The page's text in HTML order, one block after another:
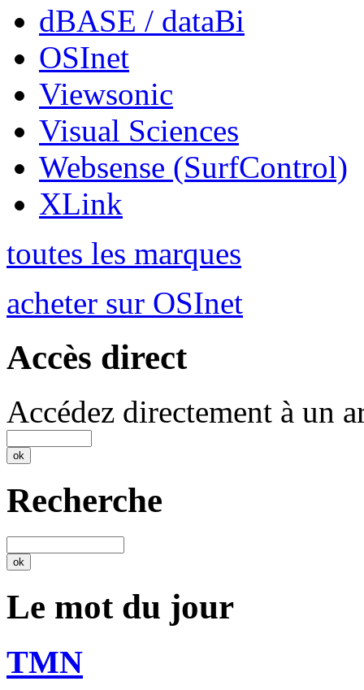
dBASE / dataBi
OSInet
Viewsonic
Visual Sciences
Websense (SurfControl)
XLink
toutes les marques
acheter sur OSInet
Accès direct
Accédez directement à un
Recherche
Le mot du jour
TMN